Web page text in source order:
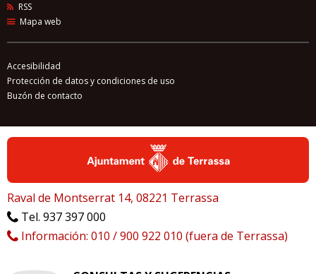
RSS
Mapa web
Accesibilidad
Protección de datos y condiciones de uso
Buzón de contacto
Raval de Montserrat 14, 08221 Terrassa
Tel. 937 397 000
Información: 010 / 900 922 010 (fuera de Terrassa)